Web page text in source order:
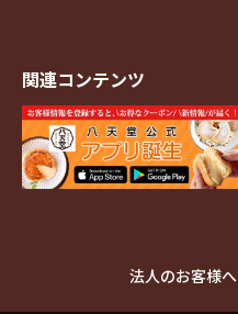
関連コンテンツ
法人のお客様へ